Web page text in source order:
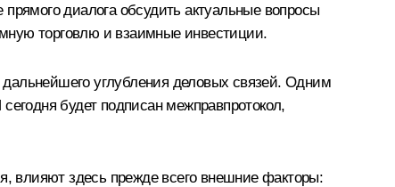
диалога обсудить актуальные вопросы
торговлю и взаимные инвестиции.
углубления деловых связей. Одним
будет подписан межправпротокол,
влияют здесь прежде всего внешние факторы: